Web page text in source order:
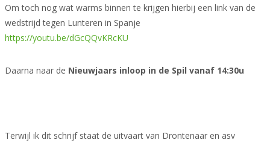
Om toch nog wat warms binnen te krijgen hierbij een link van de
wedstrijd tegen Lunteren in Spanje
https://youtu.be/dGcQQvKRcKU
Daarna naar de Nieuwjaars inloop in de Spil vanaf 14:30u
Terwijl ik dit schrijf staat de uitvaart van Drontenaar en asv